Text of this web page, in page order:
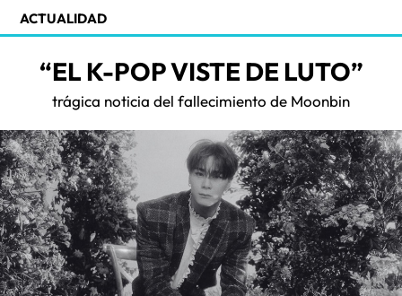
ACTUALIDAD
“EL K-POP VISTE DE LUTO”
trágica noticia del fallecimiento de Moonbin